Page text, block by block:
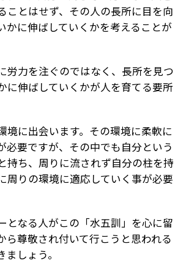
ことはせず、その人の長所に目を向
かに伸ばしていくかを考えることが
労力を注ぐのではなく、長所を見つ
に伸ばしていくかが人を育てる要所
境に出会います。その環境に柔軟に
必要ですが、その中でも自分という
持ち、周りに流されず自分の柱を持
周りの環境に適応していく事が必要
となる人がこの「水五訓」を心に留
ら尊敬され付いて行こうと思われる
しょう。